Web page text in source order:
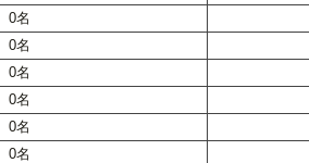
0名
0名
0名
0名
0名
0名